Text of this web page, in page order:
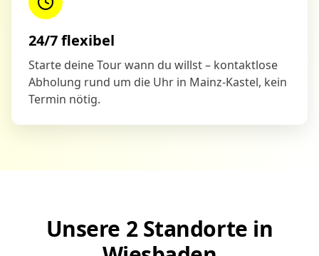
24/7 flexibel
Starte deine Tour wann du willst – kontaktlose
Abholung rund um die Uhr in Mainz-Kastel, kein
Termin nötig.
Unsere 2 Standorte in